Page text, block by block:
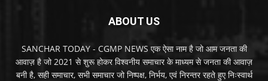
ABOUT US
SANCHAR TODAY - CGMP NEWS एक ऐसा नाम है जो आम जनता की
आवाज़ है जो 2021 से शुरू होकर विश्वनीय समाचार के माध्यम से जनता की आवाज़
बनी है, सही समाचार, सभी समाचार जो निष्पक्ष, निर्भय, एवं निरन्तर रहते हुए निःस्वार्थ